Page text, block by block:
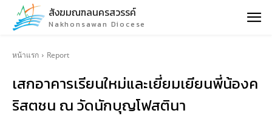
สังฆมณฑลนครสวรรค์
Nakhonsawan Diocese
หน้าแรก Report
เสกอาคารเรียนใหม่และเยี่ยมเยียนพี่น้องค
ริสตชน ณ วัดนักบุญโฟสตินา